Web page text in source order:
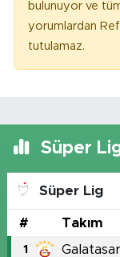
bulunuyor ve
yorumlardan
tutulamaz.
Süper
Süper Lig
# Takım
1